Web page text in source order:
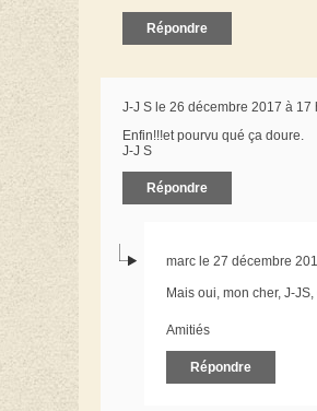
Répondre
J-J S le 26 décembre 2017 à 17
Enfin!!!et pourvu qué ça doure.
J-J S
Répondre
marc le 27 décembre
Mais oui, mon cher, J-
Amitiés
Répondre